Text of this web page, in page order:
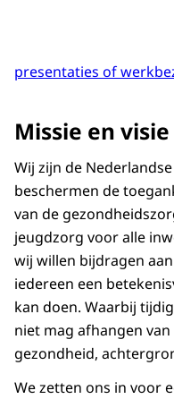
presentaties of
Missie en visie
Wij zijn de
beschermen de
van de
jeugdzorg voor alle
wij willen bijdragen
iedereen een
kan doen. Waarbij
niet mag afhangen
gezondheid,
We zetten ons in voor